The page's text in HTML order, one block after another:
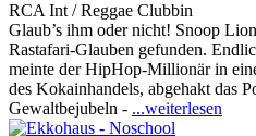
RCA Int / Reggae Clubbin
Glaub’s ihm oder nicht! Snoop
Rastafari-Glauben gefunden.
meinte der HipHop-Millionär in
des Kokainhandels, abgehakt das
Gewaltbejubeln - ...weiterlesen